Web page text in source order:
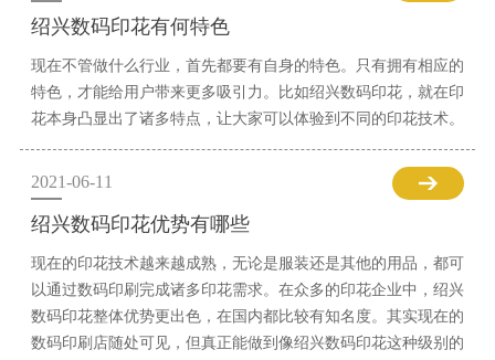
绍兴数码印花有何特色
现在不管做什么行业，首先都要有自身的特色。只有拥有相应的
特色，才能给用户带来更多吸引力。比如绍兴数码印花，就在印
花本身凸显出了诸多特点，让大家可以体验到不同的印花技术。
2021-06-11
绍兴数码印花优势有哪些
现在的印花技术越来越成熟，无论是服装还是其他的用品，都可
以通过数码印刷完成诸多印花需求。在众多的印花企业中，绍兴
数码印花整体优势更出色，在国内都比较有知名度。其实现在的
数码印刷店随处可见，但真正能做到像绍兴数码印花这种级别的